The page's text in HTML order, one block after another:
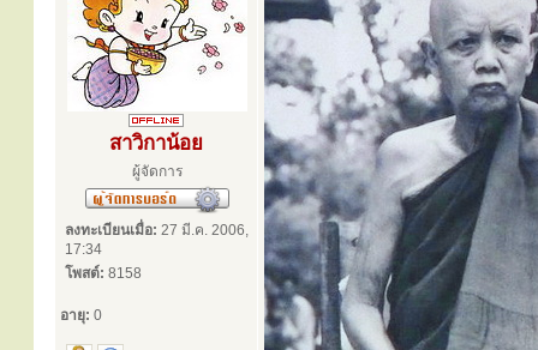
สาวิกาน้อย
ผู้จัดการ
ลงทะเบียนเมื่อ: 27 มี.ค. 2006,
17:34
โพสต์: 8158
อายุ: 0